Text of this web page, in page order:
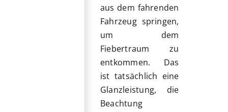
aus dem fahrenden
Fahrzeug springen,
um dem
Fiebertraum zu
entkommen. Das
ist tatsächlich eine
Glanzleistung, die
Beachtung